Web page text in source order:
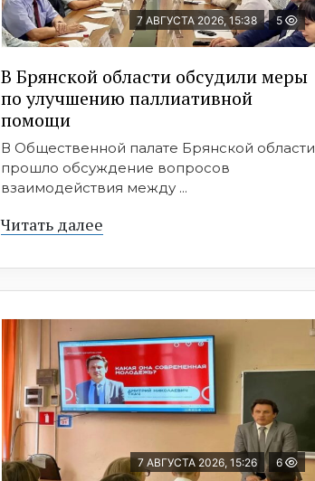
7 АВГУСТА 2026, 15:38 5
В Брянской области обсудили меры
по улучшению паллиативной
помощи
В Общественной палате Брянской области
прошло обсуждение вопросов
взаимодействия между ...
Читать далее
7 АВГУСТА 2026, 15:26 6